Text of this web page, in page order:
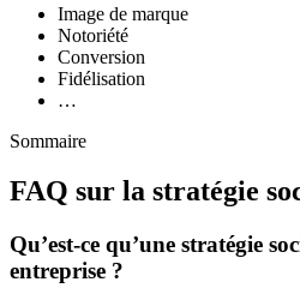
Image de marque
Notoriété
Conversion
Fidélisation
…
Sommaire
FAQ sur la stratégie
Qu’est-ce qu’une stratégie
entreprise ?